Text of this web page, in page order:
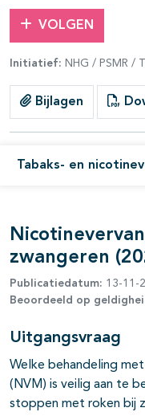
VOLGEN
Initiatief: NHG / PSMR /
Bijlagen
Tabaks- en
open- en
open- en
open- en
zwangeren
Publicatiedatum: 13-11-
Beoordeeld op
Uitgangsvraag
Welke behandeling
(NVM) is veilig aan te
stoppen met roken bij